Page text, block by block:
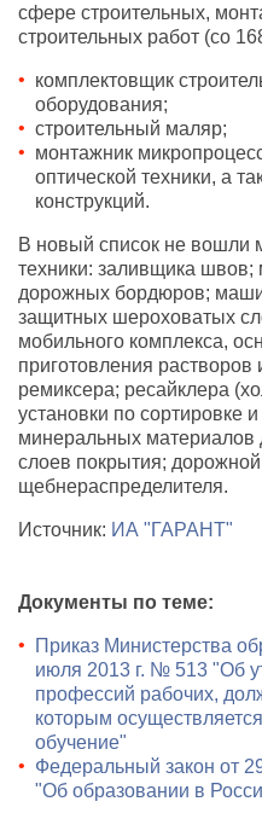
сфере строительных,
строительных работ (со
комплектовщик
оборудования;
строительный маляр;
монтажник
оптической техники, а
конструкций.
В новый список не
техники: заливщика
дорожных бордюров;
защитных шероховатых
мобильного комплекса,
приготовления
ремиксера; ресайклера
установки по сортировке
минеральных материалов
слоев покрытия;
щебнераспределителя.
Источник: ИА "ГАРАНТ"
Документы по теме:
Приказ Министерства
июля 2013 г. № 513 "Об
профессий рабочих,
которым
обучение"
Федеральный закон от
"Об образовании в